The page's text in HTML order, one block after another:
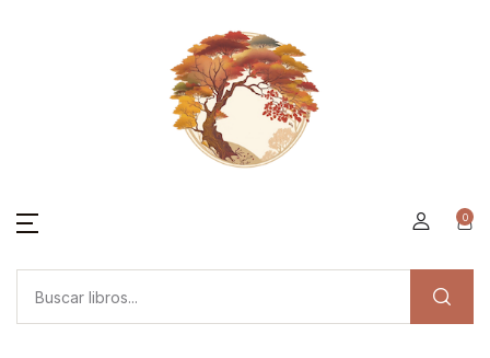
0